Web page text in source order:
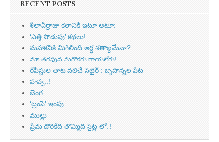
RECENT POSTS
శీలావీర్రాజు కలానికి ఇటూ అటూ:
‘ఎత్తి పొడుపు’ కథలు!
మహాకవికి మిగిలింది అర్ధ శతాబ్దమేనా?
మా తరఫున మరొకరు రాయలేరు!
రేపిస్టుల తాట వలిచే సెటైర్ : బృహన్నల పేట
హవ్వ..!
బెంగ
‘ట్రంపే’ ఇంపు
ముల్లు
ప్రేమ దొరికేది తొమ్మిది సైట్ల లో..!